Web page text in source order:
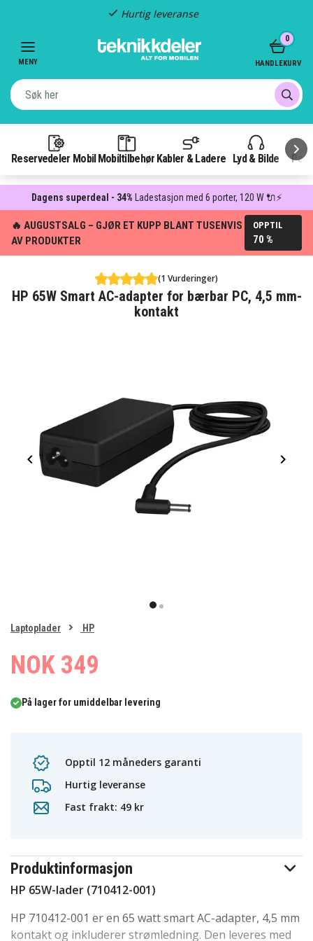
Fast frakt: 49 kr
MENY
Reservedeler Mobil Mobiltilbehør Kabler & Ladere Lyd & Bilde
0
HANDLEKURV
Dagens superdeal - 34% Ladestasjon med 6 porter, 120 W 🔌⚡
🔥 AUGUSTSALG – GJØR ET KUPP BLANT TUSENVIS
AV PRODUKTER
OPPTIL
70 %
(1 Vurderinger)
HP 65W Smart AC-adapter for bærbar PC, 4,5 mm-
kontakt
item
of
Laptoplader HP
NOK 349
På lager for umiddelbar levering
Opptil 12 måneders garanti
Hurtig leveranse
Fast frakt: 49 kr
Produktinformasjon
HP 65W-lader (710412-001)
HP 710412-001 er en 65 watt smart AC-adapter, 4,5 mm
kontakt og inkluderer strømledning. Den leveres med